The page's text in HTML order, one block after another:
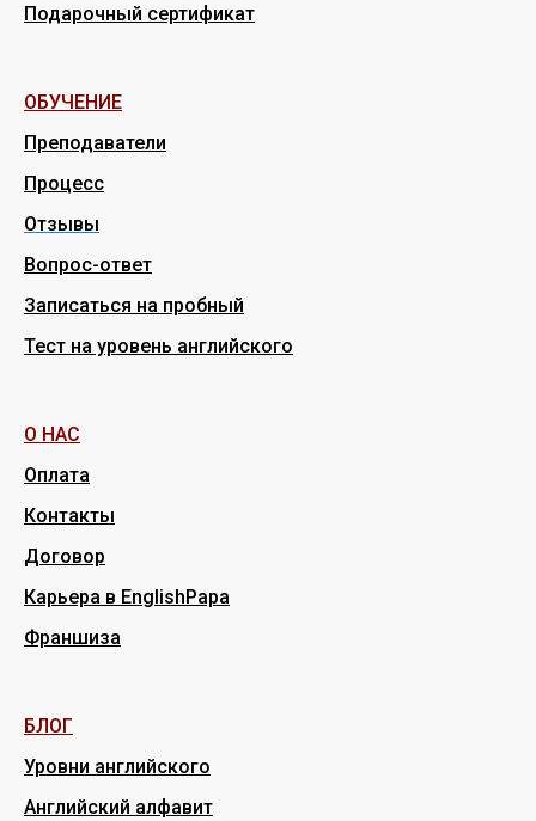
Подарочный сертификат
ОБУЧЕНИЕ
Преподаватели
Процесс
Отзывы
Вопрос-ответ
Записаться на пробный
Тест на уровень английского
О НАС
Оплата
Контакты
Договор
Карьера в EnglishPapa
Франшиза
БЛОГ
Уровни английского
Английский алфавит